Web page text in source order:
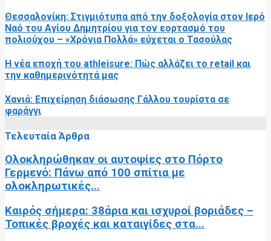
Θεσσαλονίκη: Στιγμιότυπα από την δοξολογία στον Ιερό
Ναό του Αγίου Δημητρίου για τον εορτασμό του
πολιούχου – «Χρόνια Πολλά» εύχεται ο Τασούλας
Η νέα εποχή του athleisure: Πώς αλλάζει το retail και
την καθημερινότητά μας
Χανιά: Επιχείρηση διάσωσης Γάλλου τουρίστα σε
φαράγγι
Τελευταία Άρθρα
Ολοκληρώθηκαν οι αυτοψίες στο Πόρτο
Γερμενό: Πάνω από 100 σπίτια με
ολοκληρωτικές...
Καιρός σήμερα: 38άρια και ισχυροί βοριάδες –
Τοπικές βροχές και καταιγίδες στα...